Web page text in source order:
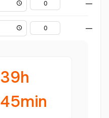
—
—
39h
45min